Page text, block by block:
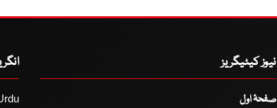
نیوز کیٹیگریز
صفحۂ اول